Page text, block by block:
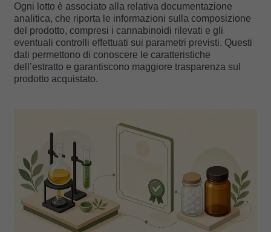
Ogni lotto è associato alla relativa documentazione
analitica, che riporta le informazioni sulla composizione
del prodotto, compresi i cannabinoidi rilevati e gli
eventuali controlli effettuati sui parametri previsti. Questi
dati permettono di conoscere le caratteristiche
dell’estratto e garantiscono maggiore trasparenza sul
prodotto acquistato.